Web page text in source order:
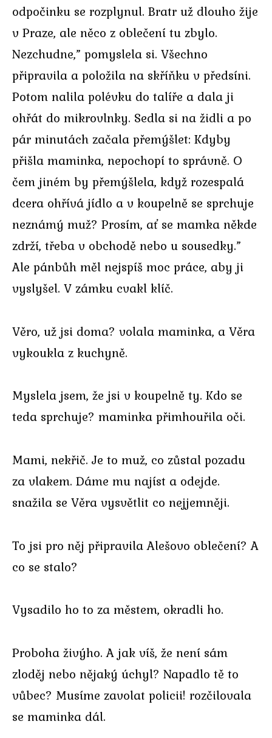
odpočinku se rozplynul. Bratr už dlouho žije
v Praze, ale něco z oblečení tu zbylo.
Nezchudne,” pomyslela si. Všechno
připravila a položila na skříňku v předsíni.
Potom nalila polévku do talíře a dala ji
ohřát do mikrovlnky. Sedla si na židli a po
pár minutách začala přemýšlet: Kdyby
přišla maminka, nepochopí to správně. O
čem jiném by přemýšlela, když rozespalá
dcera ohřívá jídlo a v koupelně se sprchuje
neznámý muž? Prosím, ať se mamka někde
zdrží, třeba v obchodě nebo u sousedky.”
Ale pánbůh měl nejspíš moc práce, aby ji
vyslyšel. V zámku cvakl klíč.
Věro, už jsi doma? volala maminka, a Věra
vykoukla z kuchyně.
Myslela jsem, že jsi v koupelně ty. Kdo se
teda sprchuje? maminka přimhouřila oči.
Mami, nekřič. Je to muž, co zůstal pozadu
za vlakem. Dáme mu najíst a odejde.
snažila se Věra vysvětlit co nejjemněji.
To jsi pro něj připravila Alešovo oblečení? A
co se stalo?
Vysadilo ho to za městem, okradli ho.
Proboha živýho. A jak víš, že není sám
zloděj nebo nějaký úchyl? Napadlo tě to
vůbec? Musíme zavolat policii! rozčilovala
se maminka dál.